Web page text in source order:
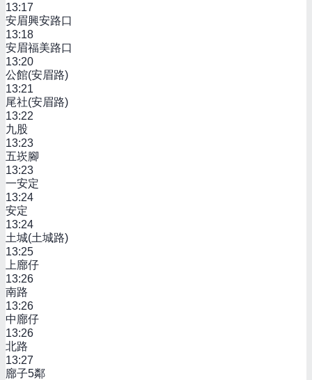
13:17
安眉興安路口
13:18
安眉福美路口
13:20
公館(安眉路)
13:21
尾社(安眉路)
13:22
九股
13:23
五崁腳
13:23
一安定
13:24
安定
13:24
土城(土城路)
13:25
上廍仔
13:26
南路
13:26
中廍仔
13:26
北路
13:27
廍子5鄰